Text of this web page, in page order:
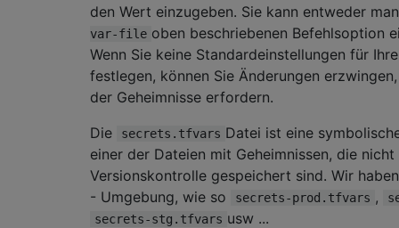
den Wert einzugeben. Sie kann entweder
var-file oben beschriebenen Befehlsoption
Wenn Sie keine Standardeinstellungen für
festlegen, können Sie Änderungen
der Geheimnisse erfordern.
Die
secrets.tfvars Datei ist eine
einer der Dateien mit Geheimnissen, die
Versionskontrolle gespeichert sind. Wir
- Umgebung, wie so
secrets-prod.tfvars ,
secrets-stg.tfvars usw ...